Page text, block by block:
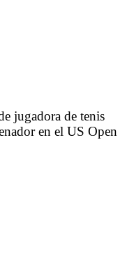
jugadora de tenis
en el US Open